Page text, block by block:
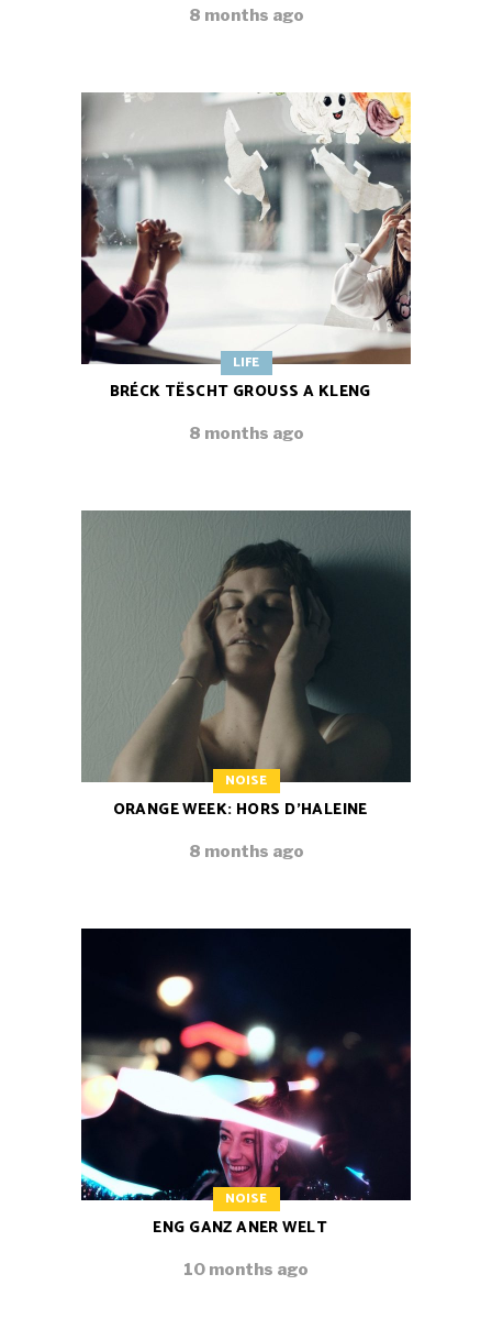
8 months ago
LIFE
BRÉCK TËSCHT GROUSS A KLENG
8 months ago
NOISE
ORANGE WEEK: HORS D’HALEINE
8 months ago
NOISE
ENG GANZ ANER WELT
10 months ago